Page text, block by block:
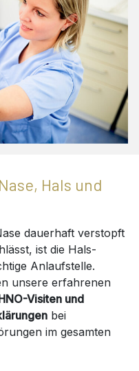
Hals und
dauerhaft verstopft
ist die Hals-
Anlaufstelle.
unsere erfahrenen
Visiten und
bei
im gesamten